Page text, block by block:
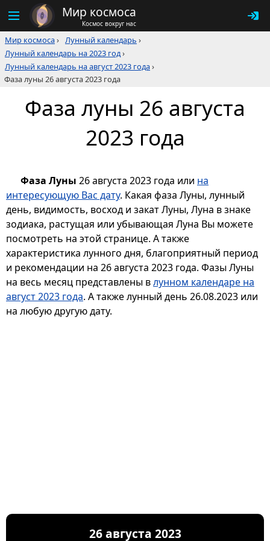
Мир космоса
Космос вокруг нас
Мир космоса› Лунный календарь ›
Лунный календарь на 2023 год›
Лунный календарь на август 2023 года›
Фаза луны 26 августа 2023 года
Фаза луны 26 августа
2023 года
Фаза Луны 26 августа 2023 года или на
интересующую Вас дату. Какая фаза Луны, лунный
день, видимость, восход и закат Луны, Луна в знаке
зодиака, растущая или убывающая Луна Вы можете
посмотреть на этой странице. А также
характеристика лунного дня, благоприятный период
и рекомендации на 26 августа 2023 года. Фазы Луны
на весь месяц представлены влунном календаре на
август 2023 года. А также лунный день 26.08.2023 или
на любую другую дату.
26 августа 2023